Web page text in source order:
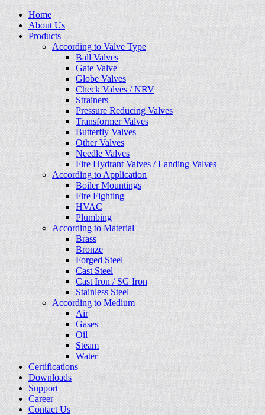
Home
About Us
Products
According to Valve Type
Ball Valves
Gate Valve
Globe Valves
Check Valves / NRV
Strainers
Pressure Reducing Valves
Transformer Valves
Butterfly Valves
Other Valves
Needle Valves
Fire Hydrant Valves / Landing Valves
According to Application
Boiler Mountings
Fire Fighting
HVAC
Plumbing
According to Material
Brass
Bronze
Forged Steel
Cast Steel
Cast Iron / SG Iron
Stainless Steel
According to Medium
Air
Gases
Oil
Steam
Water
Certifications
Downloads
Support
Career
Contact Us